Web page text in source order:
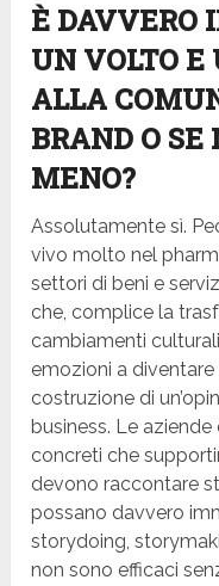
È DAVVERO
UN VOLTO
ALLA
BRAND O SE
MENO?
Assolutamente sì.
vivo molto nel
settori di beni e
che, complice la
cambiamenti
emozioni a
costruzione di
business. Le
concreti che
devono raccontare
possano davvero
storydoing,
non sono efficaci